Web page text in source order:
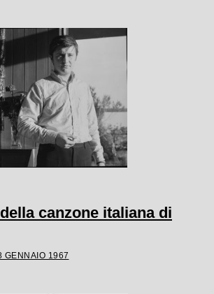
canzone italiana di
GENNAIO 1967